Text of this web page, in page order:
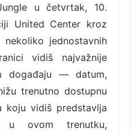
u četvrtak, 10.
United Center kroz
jednostavnih
vidiš najvažnije
događaju — datum,
trenutno dostupnu
koju vidiš predstavlja
u ovom trenutku,